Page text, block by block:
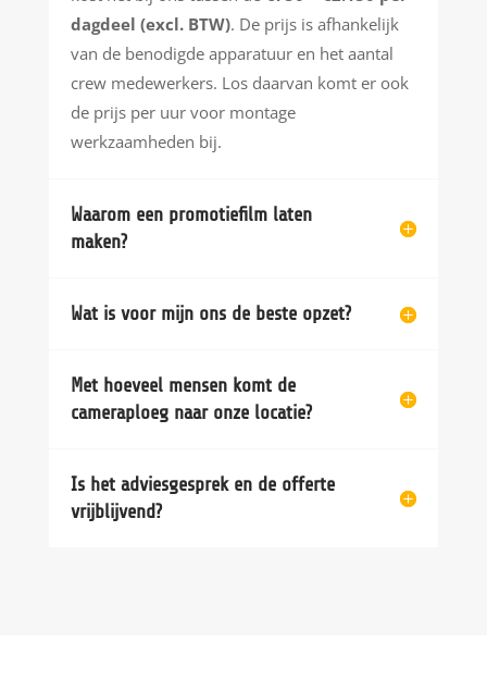
dagdeel (excl. BTW). De prijs is afhankelijk
van de benodigde apparatuur en het aantal
crew medewerkers. Los daarvan komt er ook
de prijs per uur voor montage
werkzaamheden bij.
Waarom een promotiefilm laten
maken?
Wat is voor mijn ons de beste opzet?
Met hoeveel mensen komt de
cameraploeg naar onze locatie?
Is het adviesgesprek en de offerte
vrijblijvend?